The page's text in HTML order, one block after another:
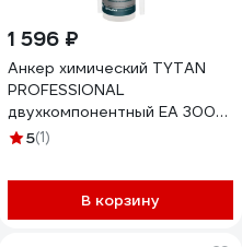
1 596 ₽
Анкер химический TYTAN
PROFESSIONAL
двухкомпонентный EA 300
5(1)
В корзину